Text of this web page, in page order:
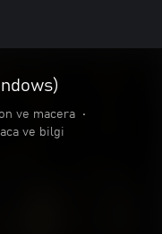
ve macera
•
ve bilgi